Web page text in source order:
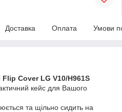
Доставка Оплата Умови
Cover LG V10/H961S
кейс для Вашого
та щільно сидить на